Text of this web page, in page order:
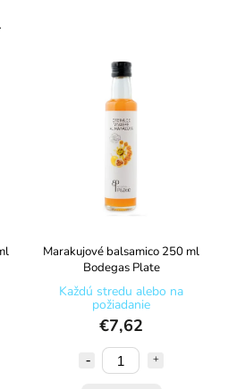
Marakujové balsamico 250 ml
Bodegas Plate
Každú stredu alebo na
požiadanie
€7,62